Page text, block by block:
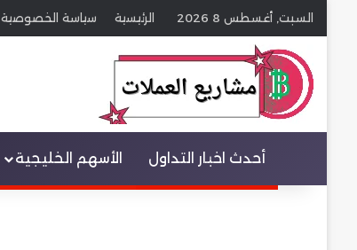
السبت, أغسطس 8 2026 الرئيسية سياسة الخصوصية
عنصر القائمة
أحدث اخبار التداول الأسهم الخليجية